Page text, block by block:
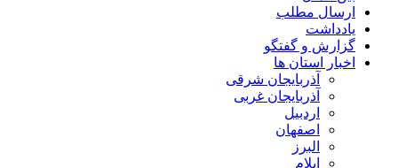
ارسال مطلب
یادداشت
گزارش و گفتگو
اخبار استان ها
آذربایجان شرقی
آذربایجان غربی
اردبیل
اصفهان
البرز
ایلام